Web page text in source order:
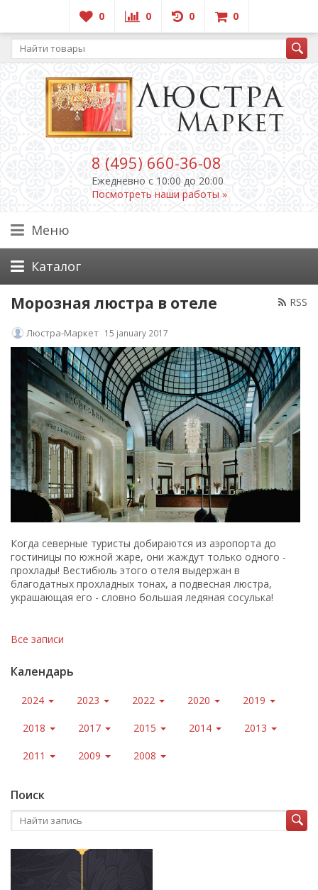
0 0 0 0
8 (495) 660-36-08
Ежедневно c 10:00 до 20:00
Посмотреть наши работы »
Меню
Каталог
RSS
Морозная люстра в отеле
Люстра-Маркет 15 january 2017
Когда северные туристы добираются из аэропорта до
гостиницы по южной жаре, они жаждут только одного -
прохлады! Вестибюль этого отеля выдержан в
благодатных прохладных тонах, а подвесная люстра,
украшающая его - словно большая ледяная сосулька!
Все записи
Календарь
2024 2023 2022 2020 2019
2018 2017 2015 2014 2013
2011 2009 2008
Поиск